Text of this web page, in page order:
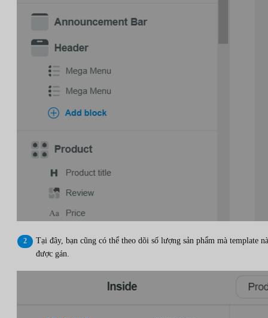
Tại đây, bạn cũng có thể theo dõi số lượng sản phẩm mà template
được gán.